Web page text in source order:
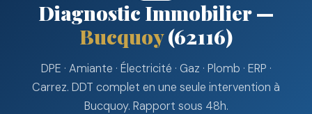
Diagnostic Immobilier —
Bucquoy(62116)
DPE · Amiante · Électricité · Gaz · Plomb · ERP ·
Carrez. DDT complet en une seule intervention à
Bucquoy. Rapport sous 48h.